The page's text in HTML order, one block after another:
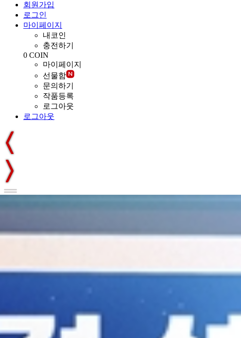
회원가입
로그인
마이페이지
내코인
충전하기
0 COIN
마이페이지
선물함
문의하기
작품등록
로그아웃
로그아웃